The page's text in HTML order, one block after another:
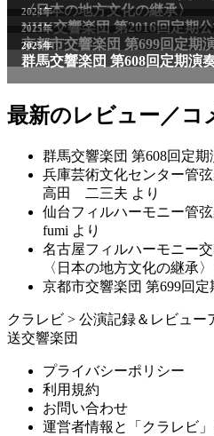
〈日本の地方文化の継承〉
2024年
NHK交響楽団 第2016回定期
2025年
京都市交響楽団 第699回定期
2025年
群馬交響楽団 第608回定期演
最新のレビュー／コ
群馬交響楽団 第608回定期
兵庫芸術文化センター管
高田 二三夫 より
仙台フィルハーモニー管
fumi より
名古屋フィルハーモニー
〈日本の地方文化の継承〉
京都市交響楽団 第699回定
クラレビ > 公演記録＆レビュー
送交響楽団
プライバシーポリシー
利用規約
お問い合わせ
運営者情報と「クラレビ